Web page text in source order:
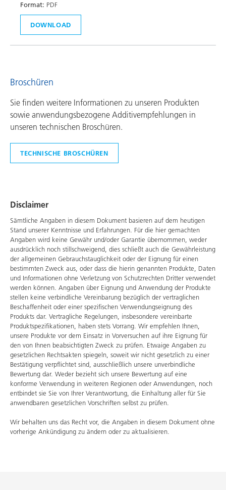
Format: PDF
DOWNLOAD
Broschüren
Sie finden weitere Informationen zu unseren Produkten
sowie anwendungsbezogene Additivempfehlungen in
unseren technischen Broschüren.
TECHNISCHE BROSCHÜREN
Disclaimer
Sämtliche Angaben in diesem Dokument basieren auf dem heutigen
Stand unserer Kenntnisse und Erfahrungen. Für die hier gemachten
Angaben wird keine Gewähr und/oder Garantie übernommen, weder
ausdrücklich noch stillschweigend, dies schließt auch die Gewährleistung
der allgemeinen Gebrauchstauglichkeit oder der Eignung für einen
bestimmten Zweck aus, oder dass die hierin genannten Produkte, Daten
und Informationen ohne Verletzung von Schutzrechten Dritter verwendet
werden können. Angaben über Eignung und Anwendung der Produkte
stellen keine verbindliche Vereinbarung bezüglich der vertraglichen
Beschaffenheit oder einer spezifischen Verwendungseignung des
Produkts dar. Vertragliche Regelungen, insbesondere vereinbarte
Produktspezifikationen, haben stets Vorrang. Wir empfehlen Ihnen,
unsere Produkte vor dem Einsatz in Vorversuchen auf ihre Eignung für
den von Ihnen beabsichtigten Zweck zu prüfen. Etwaige Angaben zu
gesetzlichen Rechtsakten spiegeln, soweit wir nicht gesetzlich zu einer
Bestätigung verpflichtet sind, ausschließlich unsere unverbindliche
Bewertung dar. Weder bezieht sich unsere Bewertung auf eine
konforme Verwendung in weiteren Regionen oder Anwendungen, noch
entbindet sie Sie von Ihrer Verantwortung, die Einhaltung aller für Sie
anwendbaren gesetzlichen Vorschriften selbst zu prüfen.
Wir behalten uns das Recht vor, die Angaben in diesem Dokument ohne
vorherige Ankündigung zu ändern oder zu aktualisieren.